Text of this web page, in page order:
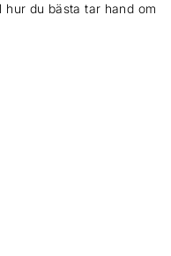
du bästa tar hand om